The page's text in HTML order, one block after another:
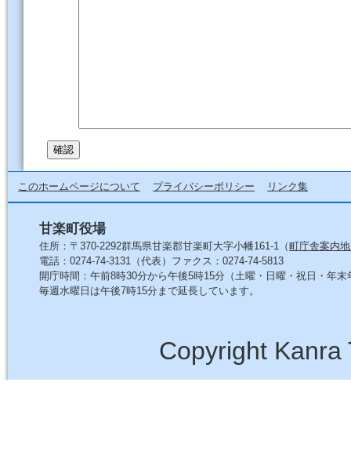
このホームページについて プライバシーポリシー リンク集
甘楽町役場
住所：〒370-2292群馬県甘楽郡甘楽町大字小幡161-1（町庁舎案内
電話：0274-74-3131（代表）ファクス：0274-74-5813
開庁時間：午前8時30分から午後5時15分（土曜・日曜・祝日・年末
毎週水曜日は午後7時15分まで延長しています。
Copyright Kanra